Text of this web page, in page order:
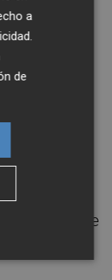
imagen
el
se
de la
mezclas de
a
de